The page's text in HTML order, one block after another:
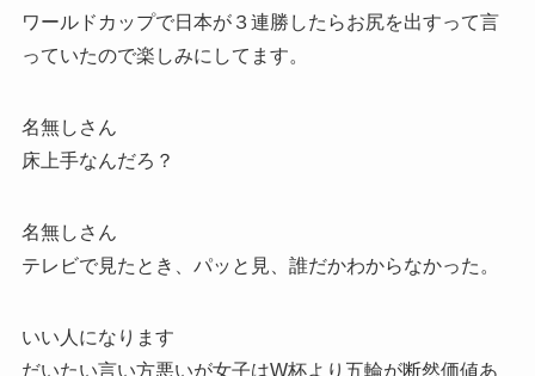
ワールドカップで日本が３連勝したらお尻を出すって言
っていたので楽しみにしてます。
名無しさん
床上手なんだろ？
名無しさん
テレビで見たとき、パッと見、誰だかわからなかった。
いい人になります
だいたい言い方悪いが女子はW杯より五輪が断然価値あ